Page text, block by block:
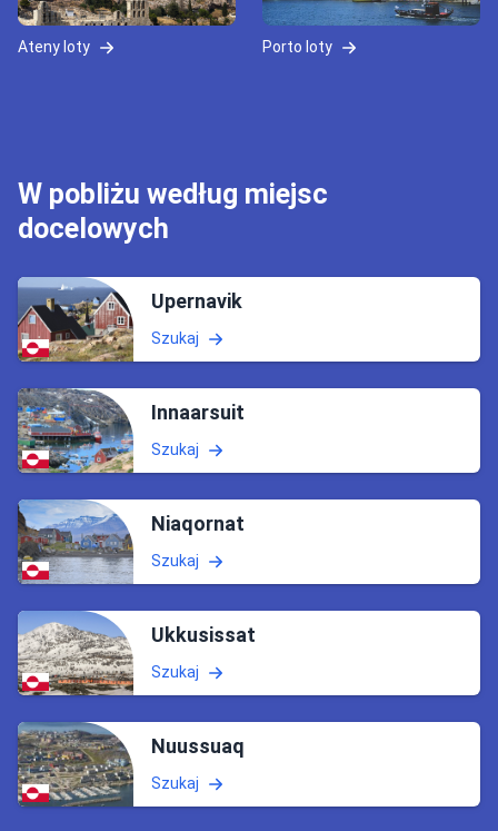
Ateny loty Porto loty
W pobliżu według miejsc
docelowych
Upernavik
Szukaj
Innaarsuit
Szukaj
Niaqornat
Szukaj
Ukkusissat
Szukaj
Nuussuaq
Szukaj